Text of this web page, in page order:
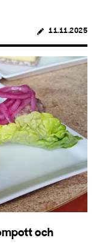
11.11.2025
och